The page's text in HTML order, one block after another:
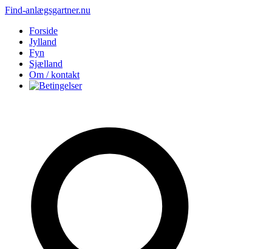
Find-anlægsgartner.nu
Forside
Jylland
Fyn
Sjælland
Om / kontakt